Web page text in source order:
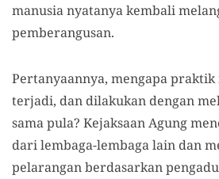
manusia nyatanya kembali
pemberangusan.
Pertanyaannya, mengapa praktik
terjadi, dan dilakukan dengan
sama pula? Kejaksaan Agung
dari lembaga-lembaga lain dan
pelarangan berdasarkan